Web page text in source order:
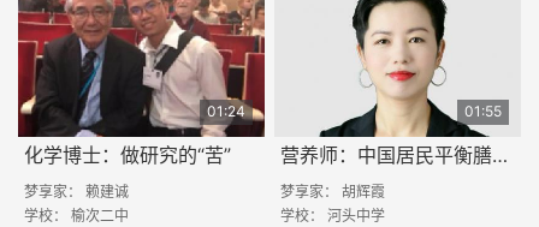
01:24
化学博士：做研究的“苦”
梦享家： 赖建诚
学校： 榆次二中
01:55
营养师：中国居民平衡膳食宝塔
梦享家： 胡辉霞
学校： 河头中学